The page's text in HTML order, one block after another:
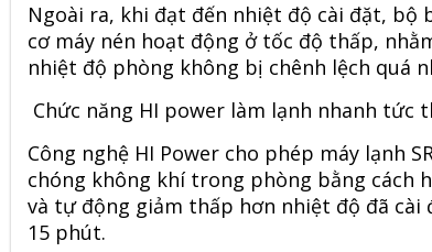
Ngoài ra, khi đạt đến nhiệt độ cài đặt, bộ
cơ máy nén hoạt động ở tốc độ thấp,
nhiệt độ phòng không bị chênh lệch quá
Chức năng HI power làm lạnh nhanh tức
Công nghệ HI Power cho phép máy lạnh
chóng không khí trong phòng bằng cách
và tự động giảm thấp hơn nhiệt độ đã cài
15 phút.